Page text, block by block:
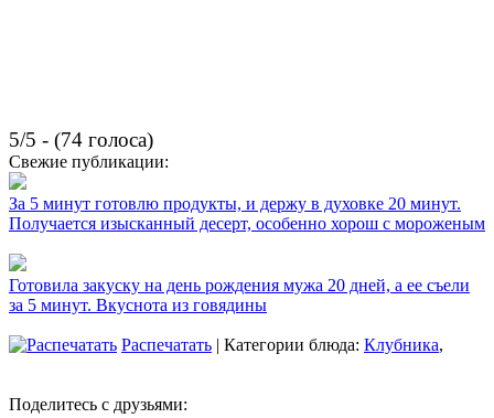
5/5 - (74 голоса)
Свежие публикации:
За 5 минут готовлю продукты, и держу в духовке 20 минут.
Получается изысканный десерт, особенно хорош с мороженым
Готовила закуску на день рождения мужа 20 дней, а ее съели
за 5 минут. Вкуснота из говядины
Распечатать | Категории блюда: Клубника,
Поделитесь с друзьями: